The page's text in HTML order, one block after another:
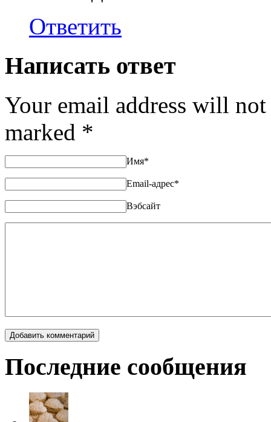
Ответить
Написать ответ
Your email address will
marked *
Имя*
Email-адрес*
Вэбсайт
Последние сообщения